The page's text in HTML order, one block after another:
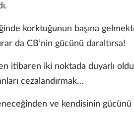
korktuğunun başına
da CB’nin gücünü daraltırsa!
itibaren iki noktada duyarlı
cezalandırmak…
ve kendisinin gücünü